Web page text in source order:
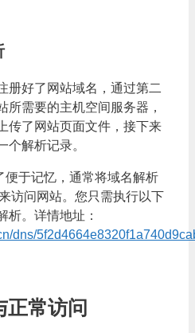
册好了网站域名，通过第二
所需要的主机空间服务器，
传了网站页面文件，接下来
个解析记录。
便于记忆，通常将域名解析
访问网站。您只需执行以下
析。详情地址：
dns/
正常访问